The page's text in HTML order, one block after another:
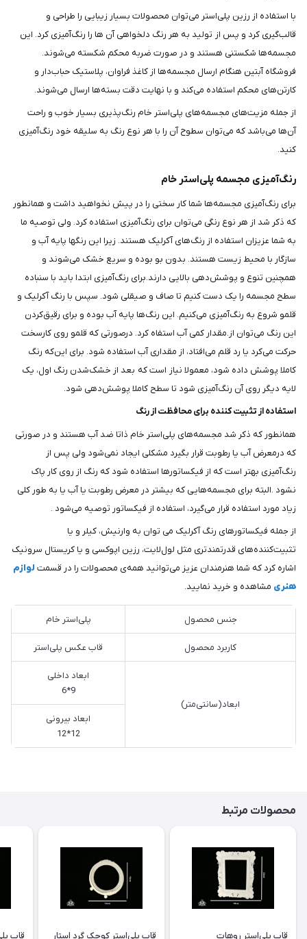
با استفاده از رزین پلی‌استر می‌توان محصولات بسیار زیبایی را طراحی و
قالب‌گیری کرد و پس از تولید به هر رنگ دلخواهی آن ها را رنگ‌آمیزی کرد. این
مجسمه‌ها شکستنی هستند و در صورت ضربه محکم شکسته می‌شوند.
فروشگاه آبتین هنگام ارسال مجسمه‌ها از کاغذ فراوان، پلاستیک حباب‌دار و
کارتن‌های محکم استفاده می‌کند و با نهایت دقت بسته‌ها ارسال می‌شوند.
از جمله مزیت‌های مجسمه‌های پلی‌استر خام رنگ‌پذیری بسیار خوب و راحت
آن‌ها می‌باشد که می‌توان سطوح آن را با هر نوع رنگ به سلیقه خود رنگ‌آمیزی
کنید.
رنگ‌آمیزی مجسمه پلی‌استر خام
برای رنگ‌آمیزی مجسمه‌ها شما کار سختی را در پیش نخواهید داشت و همانطور
که ذکر شد از هر نوع رنگی می‌توان برای رنگ‌آمیزی استفاده کرد. ولی توصیه ما
به شما عزیزان استفاده از رنگ‌های آکرلیک هستند. زیرا این رنگ‎ها پایه آب و
سازگار با محیط ‌زیست هستند. بدون بو بوده و سریع خشک می‌شوند و
همچنین تنوع و پوشش‌دهی بالایی دارند.برای رنگ‌آمیزی ابتدا باید با سنباده
سطح مجسمه را یک دست کنیم تا صاف و صیقلی شود. سپس با رنگ آکرلیک و
قلمو شروع به رنگ‌آمیزی می‌کنیم. این رنگ‌ها پایه آب بوده و برای رقیق‌کردن
این رنگ می‌توان از.مقدار کمی آب استفاه کرد. درصورتی که قلمو روی کارسخت
حرکت می‌کرد یا رد قلم می‌افتاد، از مقداری آب استفاده شود. برای این‌که رنگ
کاملا پوشش داده شود، معمولا نیاز است که بعد از خشک‌شدن رنگ اول، یک
لایه دیگر روی آن رنگ‌آمیزی شود تا سطح کاملا پوشش‌دهی شود.
استفاده از تثبیت کننده برای محافظت از رنگ
همانطور که ذکر شد مجسمه‌های پلی‌استر خام ذاتا ضد آب هستند و در صورتی
که درمعرض آب یا رطوبت قرار بگیرد مشکلی ایجاد نمی‌شود ولی پس از
رنگ‌آمیزی بهتر است که از فیکساتورها استفاده شود که رنگ از روی کار پاک
نشود .البته برای مجسمه‌هایی که بیشتر در معرض رطوبت یا آب یا به طور کلی
زیاد مورد استفاده قرار می‌گیرد، استفاده از فیکساتور توصیه می‌شود .
از جمله فیکساتورهای رنگ آکرلیک می توان به وارنیش، کیلر و یا
تثبیت‌کننده‌های قدرتمندتری مثل لول‌لایت، رزین اپوکسی و یا کریستال سرونیک
اشاره کرد که شما هنرمندان عزیز می‌توانید همه‌ی محصولات را در قسمت لوازم
هنری مشاهده و خرید نمایید.
جنس محصول پلی‌استر خام
کاربرد محصول قاب عکس پلی‌استر
ابعاد(سانتی‌متر)
ابعاد داخلی
9*6
ابعاد بیرونی
12*12
محصولات مرتبط
قاب پلی‌استر روهات قاب پلی‌استر کوچک گرد استار قاب